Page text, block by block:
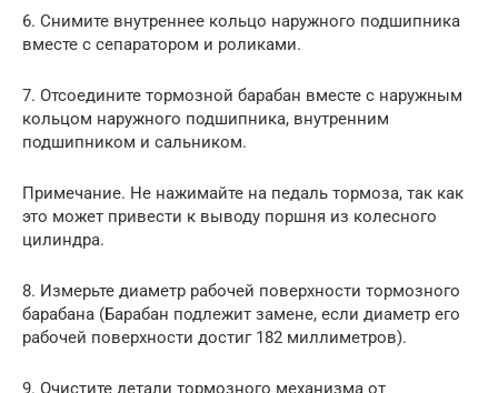
6. Снимите внутреннее кольцо наружного подшипника
вместе с сепаратором и роликами.
7. Отсоедините тормозной барабан вместе с наружным
кольцом наружного подшипника, внутренним
подшипником и сальником.
Примечание. Не нажимайте на педаль тормоза, так как
это может привести к выводу поршня из колесного
цилиндра.
8. Измерьте диаметр рабочей поверхности тормозного
барабана (Барабан подлежит замене, если диаметр его
рабочей поверхности достиг 182 миллиметров).
9. Очистите детали тормозного механизма от